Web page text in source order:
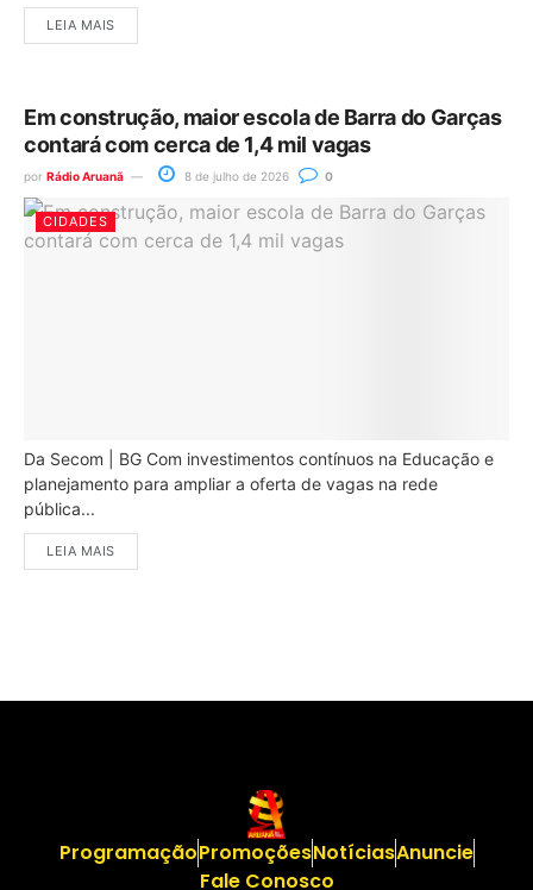
LEIA MAIS
Em construção, maior escola de Barra do Garças
contará com cerca de 1,4 mil vagas
por Rádio Aruanã 8 de julho de 2026 0
CIDADES
Da Secom | BG Com investimentos contínuos na Educação e
planejamento para ampliar a oferta de vagas na rede
pública...
LEIA MAIS
ProgramaçãoPromoçõesNotíciasAnuncie
Fale Conosco